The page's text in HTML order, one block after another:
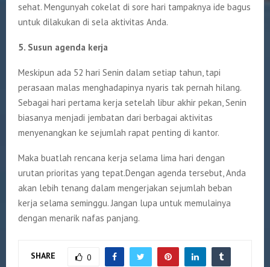
sehat. Mengunyah cokelat di sore hari tampaknya ide bagus
untuk dilakukan di sela aktivitas Anda.
5. Susun agenda kerja
Meskipun ada 52 hari Senin dalam setiap tahun, tapi
perasaan malas menghadapinya nyaris tak pernah hilang.
Sebagai hari pertama kerja setelah libur akhir pekan, Senin
biasanya menjadi jembatan dari berbagai aktivitas
menyenangkan ke sejumlah rapat penting di kantor.
Maka buatlah rencana kerja selama lima hari dengan
urutan prioritas yang tepat.Dengan agenda tersebut, Anda
akan lebih tenang dalam mengerjakan sejumlah beban
kerja selama seminggu. Jangan lupa untuk memulainya
dengan menarik nafas panjang.
SHARE 0